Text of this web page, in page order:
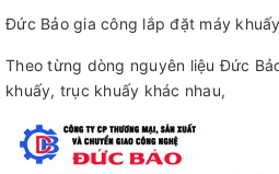
Đức Bảo gia công lắp đặt máy
Theo từng dòng nguyên liệu Đức
khuấy, trục khuấy khác nhau,